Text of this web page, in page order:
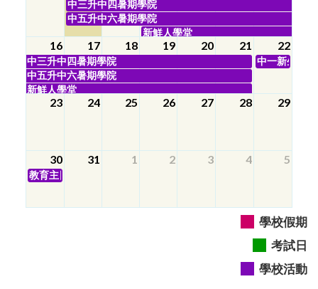
中三升中四暑期學院
中五升中六暑期學院
新鮮人學堂
16 17 18 19 20 21 22
中三升中四暑期學院
中一新生家
中五升中六暑期學院
新鮮人學堂
23 24 25 26 27 28 29
30 31 1 2 3 4 5
教育主日
學校假期
考試日
學校活動